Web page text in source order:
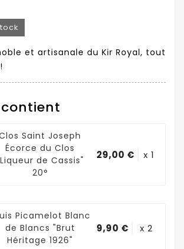
et artisanale du Kir Royal, tout
Saint Joseph
Écorce du Clos
de Cassis"
20°
29,00 € x 1
Picamelot Blanc
de Blancs "Brut
Héritage 1926"
9,90 € x 2